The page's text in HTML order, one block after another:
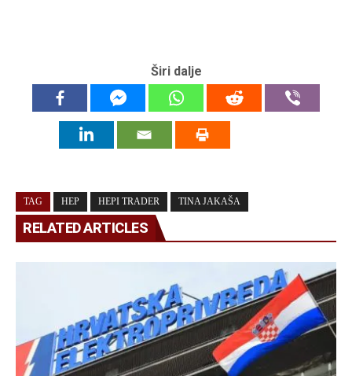
Širi dalje
TAG HEP HEPI TRADER TINA JAKAŠA
RELATED ARTICLES